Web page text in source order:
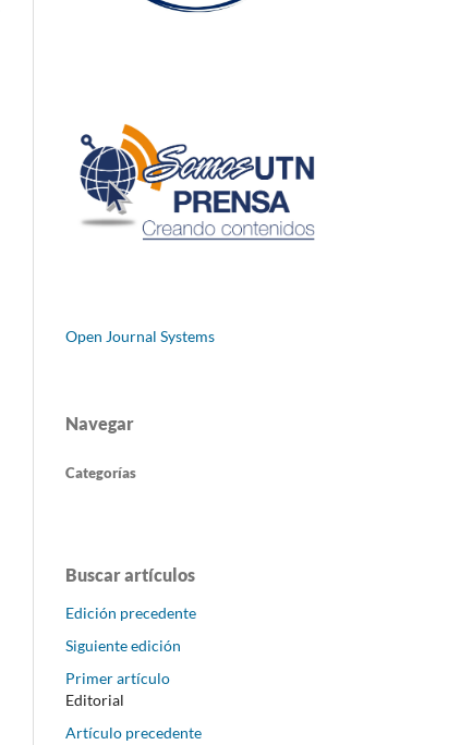
Open Journal Systems
Navegar
Categorías
Buscar artículos
Edición precedente
Siguiente edición
Primer artículo
Editorial
Artículo precedente